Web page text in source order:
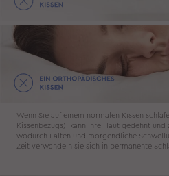
Wenn Sie auf einem normalen Kissen
Kissenbezugs), kann Ihre Haut gedehnt und
wodurch Falten und morgendliche
Zeit verwandeln sie sich in permanente